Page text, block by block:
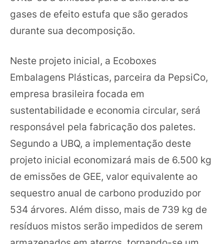
gases de efeito estufa que são gerados
durante sua decomposição.
Neste projeto inicial, a Ecoboxes
Embalagens Plásticas, parceira da PepsiCo,
empresa brasileira focada em
sustentabilidade e economia circular, será
responsável pela fabricação dos paletes.
Segundo a UBQ, a implementação deste
projeto inicial economizará mais de 6.500 kg
de emissões de GEE, valor equivalente ao
sequestro anual de carbono produzido por
534 árvores. Além disso, mais de 739 kg de
resíduos mistos serão impedidos de serem